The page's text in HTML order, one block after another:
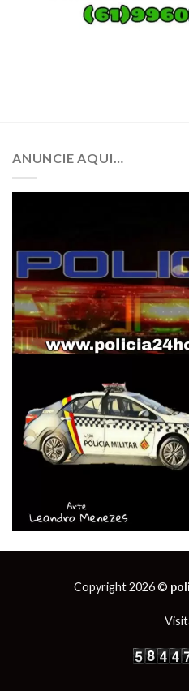
ANUNCIE AQUI…
Copyright 2026 ©